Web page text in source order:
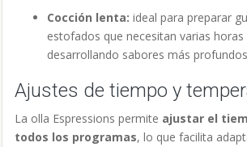
Cocción lenta: ideal para preparar
estofados que necesitan varias
desarrollando sabores más
Ajustes de tiempo y
La olla Espressions permite ajustar el
todos los programas, lo que facilita